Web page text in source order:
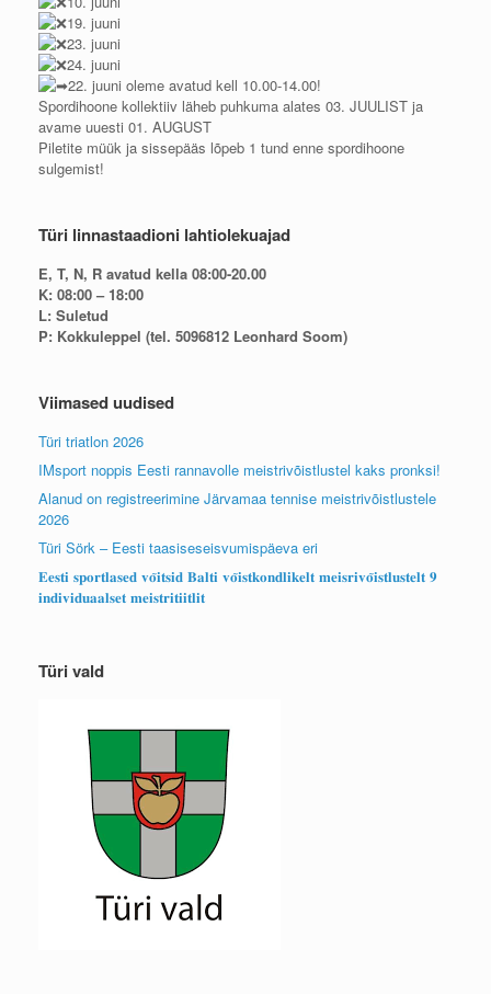
19. juuni
23. juuni
24. juuni
22. juuni oleme avatud kell 10.00-14.00!
Spordihoone kollektiiv läheb puhkuma alates 03. JUULIST ja
avame uuesti 01. AUGUST
Piletite müük ja sissepääs lõpeb 1 tund enne spordihoone
sulgemist!
Türi linnastaadioni lahtiolekuajad
E, T, N, R avatud kella 08:00-20.00
K: 08:00 – 18:00
L: Suletud
P: Kokkuleppel (tel. 5096812 Leonhard Soom)
Viimased uudised
Türi triatlon 2026
IMsport noppis Eesti rannavolle meistrivõistlustel kaks pronksi!
Alanud on registreerimine Järvamaa tennise meistrivõistlustele
2026
Türi Sörk – Eesti taasiseseisvumispäeva eri
𝐄𝐞𝐬𝐭𝐢 𝐬𝐩𝐨𝐫𝐭𝐥𝐚𝐬𝐞𝐝 𝐯𝐨̃𝐢𝐭𝐬𝐢𝐝 𝐁𝐚𝐥𝐭𝐢 𝐯𝐨̃𝐢𝐬𝐭𝐤𝐨𝐧𝐝𝐥𝐢𝐤𝐞𝐥𝐭 𝐦𝐞𝐢𝐬𝐫𝐢𝐯𝐨̃𝐢𝐬𝐭𝐥𝐮𝐬𝐭𝐞𝐥𝐭 𝟗
𝐢𝐧𝐝𝐢𝐯𝐢𝐝𝐮𝐚𝐚𝐥𝐬𝐞𝐭 𝐦𝐞𝐢𝐬𝐭𝐫𝐢𝐭𝐢𝐢𝐭𝐥𝐢𝐭
Türi vald